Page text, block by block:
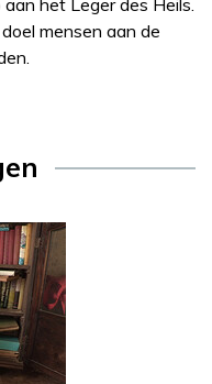
het Leger des Heils.
mensen aan de